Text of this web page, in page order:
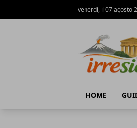
venerdì, il 07 agosto
HOME